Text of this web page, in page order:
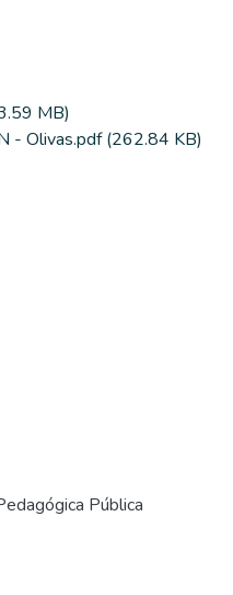
MB)
- Olivas.pdf(262.84 KB)
Pública